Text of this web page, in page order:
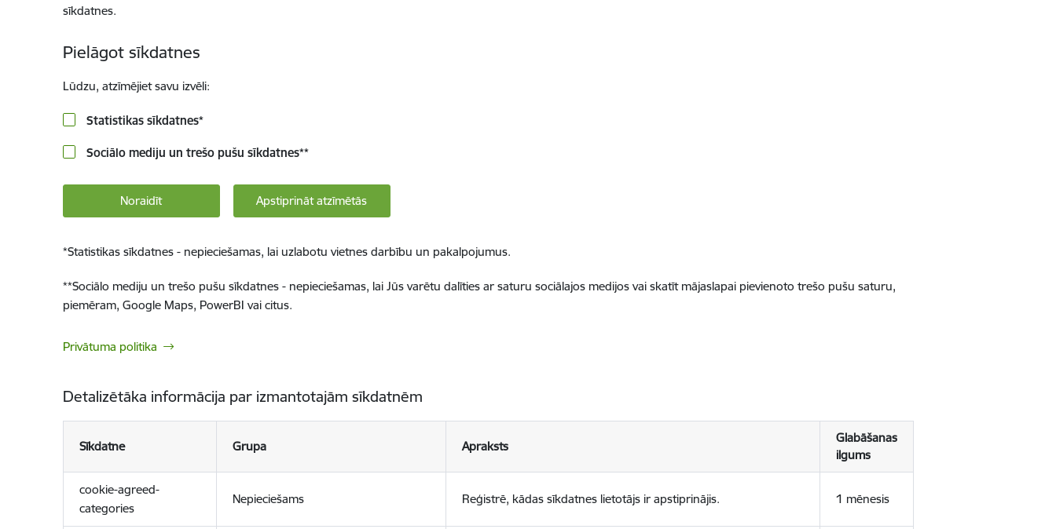
sīkdatnes.
Pielāgot sīkdatnes
Lūdzu, atzīmējiet savu izvēli:
Statistikas sīkdatnes*
Sociālo mediju un trešo pušu sīkdatnes**
Noraidīt Apstiprināt atzīmētās
*Statistikas sīkdatnes - nepieciešamas, lai uzlabotu vietnes darbību un pakalpojumus.
**Sociālo mediju un trešo pušu sīkdatnes - nepieciešamas, lai Jūs varētu dalīties ar saturu sociālajos medijos vai skatīt mājaslapai pievienoto trešo pušu saturu,
piemēram, Google Maps, PowerBI vai citus.
Privātuma politika
Detalizētāka informācija par izmantotajām sīkdatnēm
Sīkdatne Grupa Apraksts
Glabāšanas
ilgums
cookie-agreed-
categories
Nepieciešams Reģistrē, kādas sīkdatnes lietotājs ir apstiprinājis. 1 mēnesis